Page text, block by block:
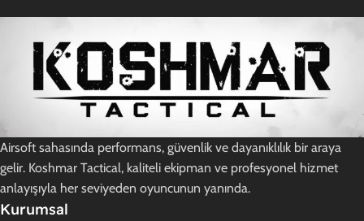
Airsoft sahasında performans, güvenlik ve dayanıklılık bir araya
gelir. Koshmar Tactical, kaliteli ekipman ve profesyonel hizmet
anlayışıyla her seviyeden oyuncunun yanında.
Kurumsal